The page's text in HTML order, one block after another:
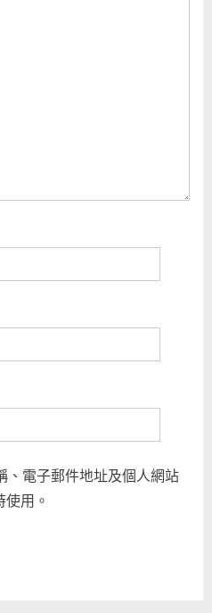
、電子郵件地址及個人網站
用。